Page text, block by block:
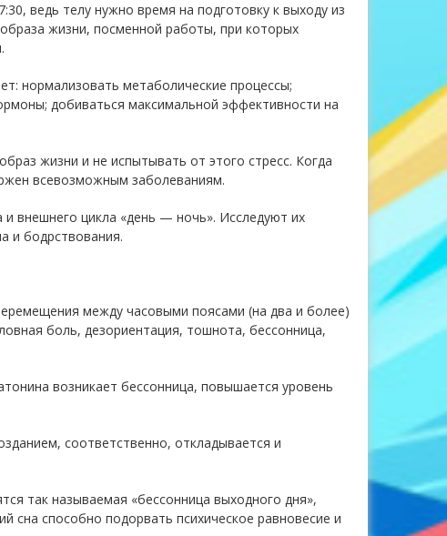
ведь телу нужно время на подготовку к выходу из
жизни, посменной работы, при которых
нормализовать метаболические процессы;
добиваться максимальной эффективности на
жизни и не испытывать от этого стресс. Когда
всевозможным заболеваниям.
и внешнего цикла «день — ночь». Исследуют их
и бодрствования.
между часовыми поясами (на два и более)
боль, дезориентация, тошнота, бессонница,
возникает бессонница, повышается уровень
соответственно, откладывается и
так называемая «бессонница выходного дня»,
сна способно подорвать психическое равновесие и